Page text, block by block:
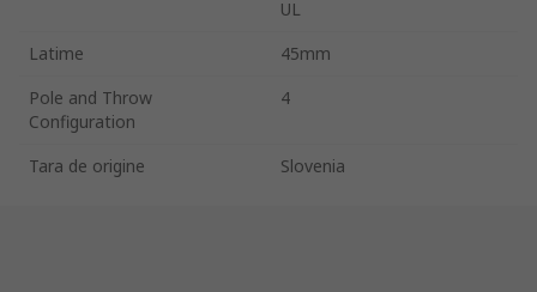
UL
Latime
45mm
Pole and Throw
Configuration
4
Tara de origine Slovenia